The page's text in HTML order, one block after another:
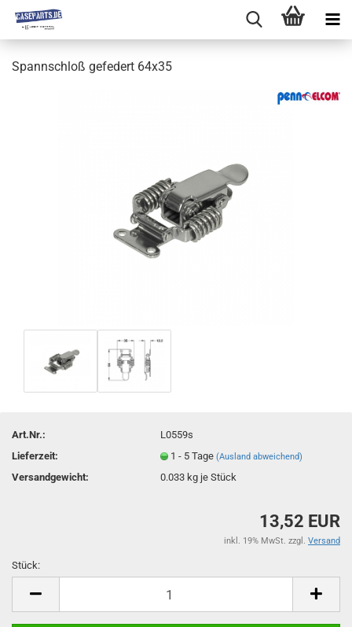
Spannschloß gefedert 64x35
Art.Nr.:
L0559s
Lieferzeit:
1 - 5 Tage(Ausland abweichend)
Versandgewicht: 0.033 kg je Stück
13,52 EUR
inkl. 19% MwSt. zzgl. Versand
Stück: